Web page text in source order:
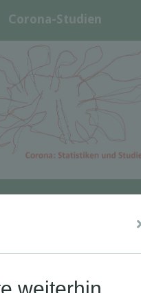
Corona-Studien